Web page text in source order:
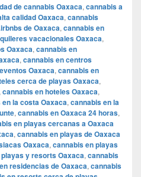
de cannabis Oaxaca, cannabis a
calidad Oaxaca, cannabis
de Oaxaca, cannabis en
vacacionales Oaxaca,
Oaxaca, cannabis en
, cannabis en centros
Oaxaca, cannabis en
cerca de playas Oaxaca,
cannabis en hoteles Oaxaca,
la costa Oaxaca, cannabis en la
, cannabis en Oaxaca 24 horas,
en playas cercanas a Oaxaca
, cannabis en playas de Oaxaca
Oaxaca, cannabis en playas
y resorts Oaxaca, cannabis
residencias de Oaxaca, cannabis